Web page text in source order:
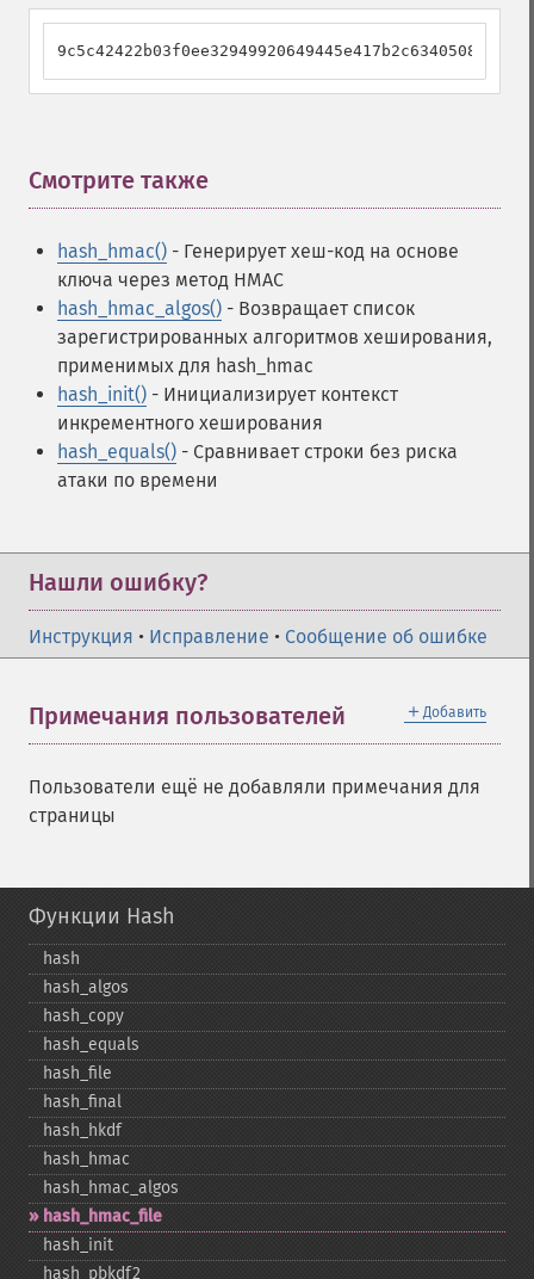
Смотрите также
hash_hmac() - Генерирует хеш-код на основе
ключа через метод HMAC
hash_hmac_algos() - Возвращает список
зарегистрированных алгоритмов хеширования,
применимых для hash_hmac
hash_init() - Инициализирует контекст
инкрементного хеширования
hash_equals() - Сравнивает строки без риска
атаки по времени
Нашли ошибку?
Инструкция • Исправление • Сообщение об ошибке
＋ Добавить
Примечания пользователей
Пользователи ещё не добавляли примечания для
страницы
Функции Hash
hash
hash_​algos
hash_​copy
hash_​equals
hash_​file
hash_​final
hash_​hkdf
hash_​hmac
hash_​hmac_​algos
hash_​hmac_​file
hash_​init
hash_​pbkdf2